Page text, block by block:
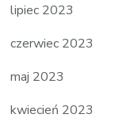
lipiec 2023
czerwiec 2023
maj 2023
kwiecień 2023